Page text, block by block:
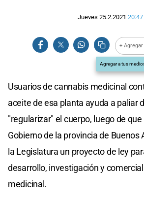
Jueves 25.2.2021 20:47
+
Agregar a tus
Usuarios de cannabis medicinal
aceite de esa planta ayuda a paliar
"regularizar" el cuerpo, luego de
Gobierno de la provincia de Buenos
la Legislatura un proyecto de ley
desarrollo, investigación y
medicinal.